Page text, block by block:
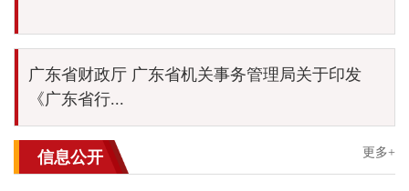
广东省财政厅 广东省机关事务管理局关于印发
《广东省行...
信息公开 更多+